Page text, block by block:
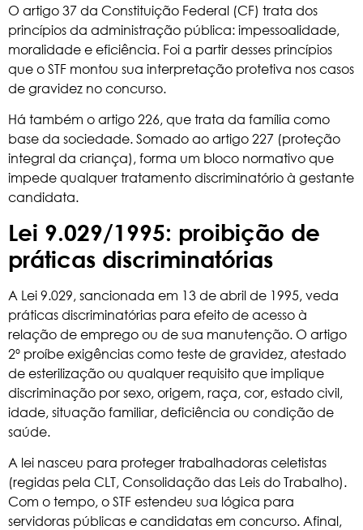
O artigo 37 da Constituição Federal (CF) trata dos
princípios da administração pública: impessoalidade,
moralidade e eficiência. Foi a partir desses princípios
que oSTF montou sua interpretação protetiva nos casos
de gravidez no concurso.
Há também o artigo 226, que trata da família como
base da sociedade. Somado ao artigo 227 (proteção
integral da criança), forma um bloco normativo que
impede qualquer tratamento discriminatório à gestante
candidata.
Lei 9.029/1995: proibição de
práticas discriminatórias
A Lei 9.029, sancionada em 13 de abril de 1995, veda
práticas discriminatórias para efeito de acesso à
relação de emprego ou de sua manutenção. O artigo
2º proíbe exigências como teste de gravidez, atestado
de esterilização ou qualquer requisito que implique
discriminação por sexo, origem, raça, cor, estado civil,
idade, situação familiar, deficiência ou condição de
saúde.
A lei nasceu para proteger trabalhadoras celetistas
(regidas pela CLT, Consolidação das Leis do Trabalho).
Com o tempo, o STF estendeu sua lógica para
servidoras públicas e candidatas em concurso. Afinal,